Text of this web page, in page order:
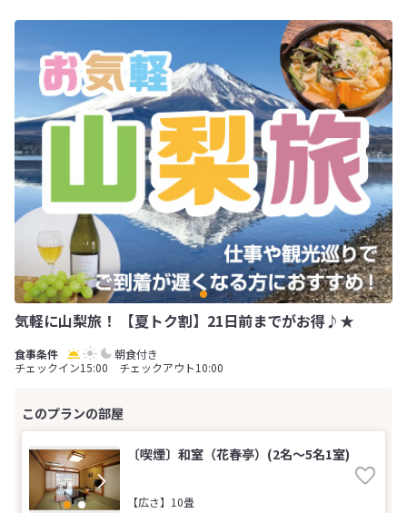
気軽に山梨旅！ 【夏トク割】21日前までがお得♪★
朝食付き
チェックイン15:00 チェックアウト10:00
〔喫煙〕和室（花春亭）(2名～5名1室)
【広さ】10畳